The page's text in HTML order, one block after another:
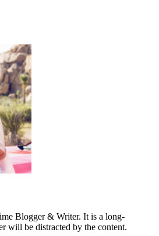
Blogger & Writer. It is a long-
will be distracted by the content.